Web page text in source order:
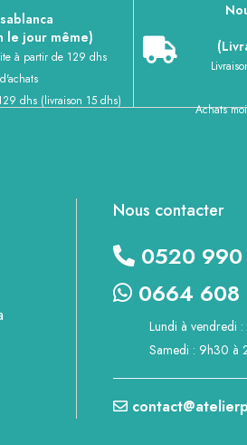
le jour même)
à partir de 129 dhs
d'achats
dhs (livraison 15 dhs)
Achats
Nous contacter
0520 990
0664 608
Lundi à vendredi
Samedi : 9h30 à